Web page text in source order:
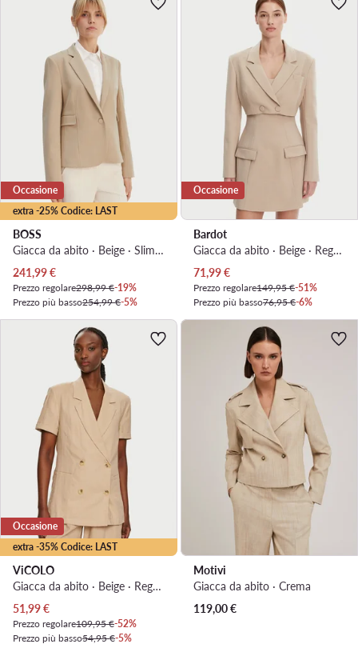
extra -25% Codice: LAST
Occasione
BOSS
Giacca da abito · Beige · Slim Fit
Prezzo attuale
241,99€
Prezzo regolare298,99 €-19%
Prezzo più basso254,99 €-5%
Occasione
Bardot
Giacca da abito · Beige · Regular Fit
Prezzo attuale
71,99€
Prezzo regolare149,95 €-51%
Prezzo più basso76,95 €-6%
extra -35% Codice: LAST
Occasione
ViCOLO
Giacca da abito · Beige · Regular Fit
Prezzo attuale
51,99€
Prezzo regolare109,95 €-52%
Prezzo più basso54,95 €-5%
Motivi
Giacca da abito · Crema
119,00€